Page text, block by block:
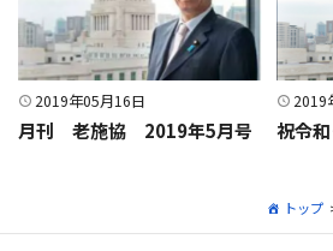
2019年05月16日
月刊 老施協 2019年5月号
2019
祝令
トップ